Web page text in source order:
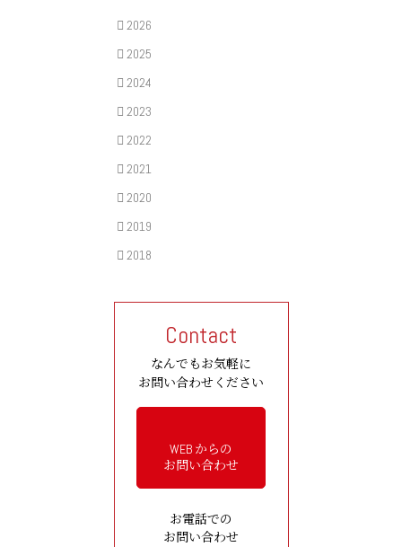
2026
2025
2024
2023
2022
2021
2020
2019
2018
Contact
なんでもお気軽に
お問い合わせください
WEB からの
お問い合わせ
お電話での
お問い合わせ